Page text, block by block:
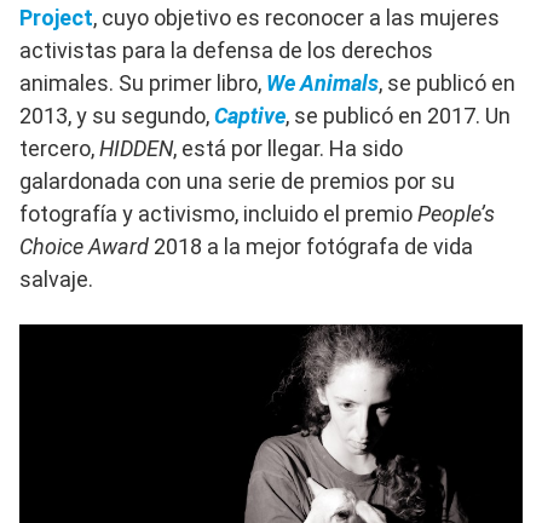
Project, cuyo objetivo es reconocer a las mujeres
activistas para la defensa de los derechos
animales. Su primer libro, We Animals, se publicó en
2013, y su segundo,Captive, se publicó en 2017. Un
tercero,HIDDEN, está por llegar. Ha sido
galardonada con una serie de premios por su
fotografía y activismo, incluido el premioPeople’s
Choice Award 2018 a la mejor fotógrafa de vida
salvaje.